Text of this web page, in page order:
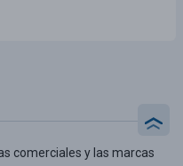
comerciales y las marcas